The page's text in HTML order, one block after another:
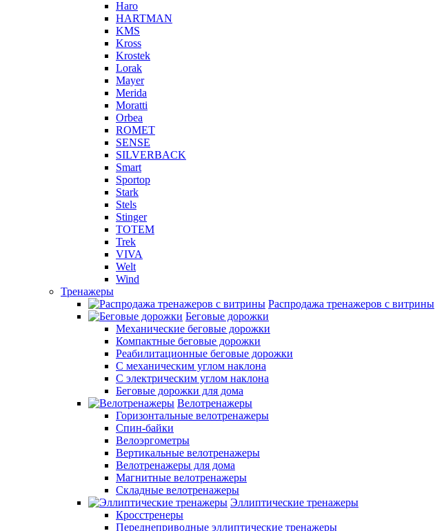
Haro
HARTMAN
KMS
Kross
Krostek
Lorak
Mayer
Merida
Moratti
Orbea
ROMET
SENSE
SILVERBACK
Smart
Sportop
Stark
Stels
Stinger
TOTEM
Trek
VIVA
Welt
Wind
Тренажеры
Распродажа тренажеров с витрины
Беговые дорожки
Механические беговые дорожки
Компактные беговые дорожки
Реабилитационные беговые дорожки
С механическим углом наклона
С электрическим углом наклона
Беговые дорожки для дома
Велотренажеры
Горизонтальные велотренажеры
Спин-байки
Велоэргометры
Вертикальные велотренажеры
Велотренажеры для дома
Магнитные велотренажеры
Складные велотренажеры
Эллиптические тренажеры
Кросстренеры
Переднеприводные эллиптические тренажеры